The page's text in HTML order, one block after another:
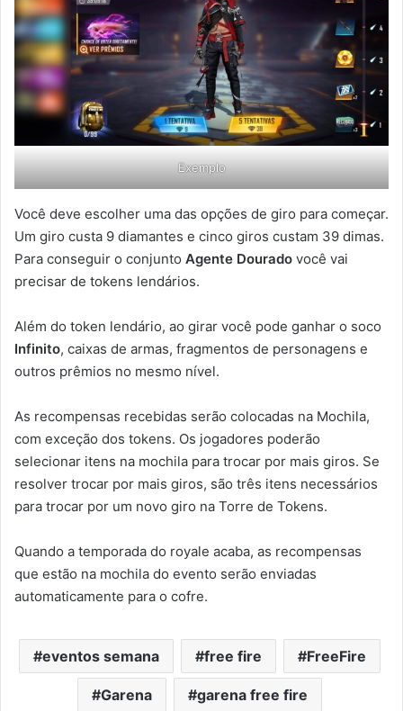
Exemplo
Você deve escolher uma das opções de giro para começar.
Um giro custa 9 diamantes e cinco giros custam 39 dimas.
Para conseguir o conjunto Agente Dourado você vai
precisar de tokens lendários.
Além do token lendário, ao girar você pode ganhar o soco
Infinito, caixas de armas, fragmentos de personagens e
outros prêmios no mesmo nível.
As recompensas recebidas serão colocadas na Mochila,
com exceção dos tokens. Os jogadores poderão
selecionar itens na mochila para trocar por mais giros. Se
resolver trocar por mais giros, são três itens necessários
para trocar por um novo giro na Torre de Tokens.
Quando a temporada do royale acaba, as recompensas
que estão na mochila do evento serão enviadas
automaticamente para o cofre.
eventos semana free fire FreeFire
Garena garena free fire